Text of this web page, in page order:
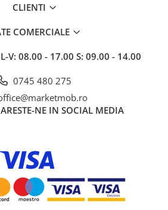
CLIENTI
COMERCIALE
L-V: 08.00 - 17.00 S: 09.00 - 14.00
0745 480 275
NE IN SOCIAL MEDIA